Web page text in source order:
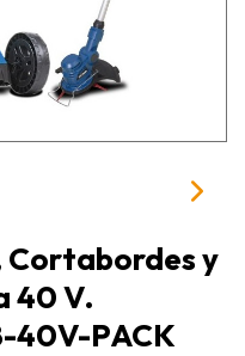
Cortabordes y
40 V.
40V-PACK